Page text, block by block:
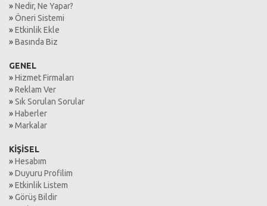
»Nedir, Ne Yapar?
»Öneri Sistemi
»Etkinlik Ekle
»Basında Biz
GENEL
»Hizmet Firmaları
»Reklam Ver
»Sık Sorulan Sorular
»Haberler
»Markalar
KİŞİSEL
»Hesabım
»Duyuru Profilim
»Etkinlik Listem
»Görüş Bildir